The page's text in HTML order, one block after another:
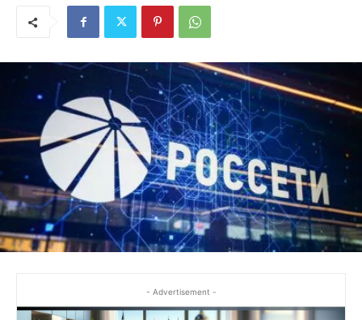
- Advertisement -